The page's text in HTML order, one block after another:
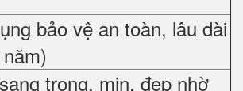
bảo vệ an toàn, lâu dài
trọng, mịn, đẹp nhờ